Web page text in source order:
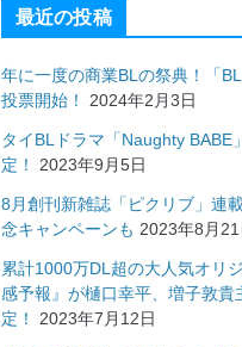
最近の投稿
年に一度の商業BLの祭典！「
投票開始！
2024年2月3日
タイBLドラマ「Naughty BABE
定！
2023年9月5日
8月創刊新雑誌「ピクリブ」連
念キャンペーンも 2023年8月21
累計1000万DL超の大人気オリ
感予報』が樋口幸平、増子敦貴
定！
2023年7月12日